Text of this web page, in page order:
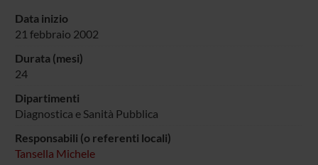
Data inizio
21 febbraio 2002
Durata (mesi)
24
Dipartimenti
Diagnostica e Sanità Pubblica
Responsabili (o referenti locali)
Tansella Michele